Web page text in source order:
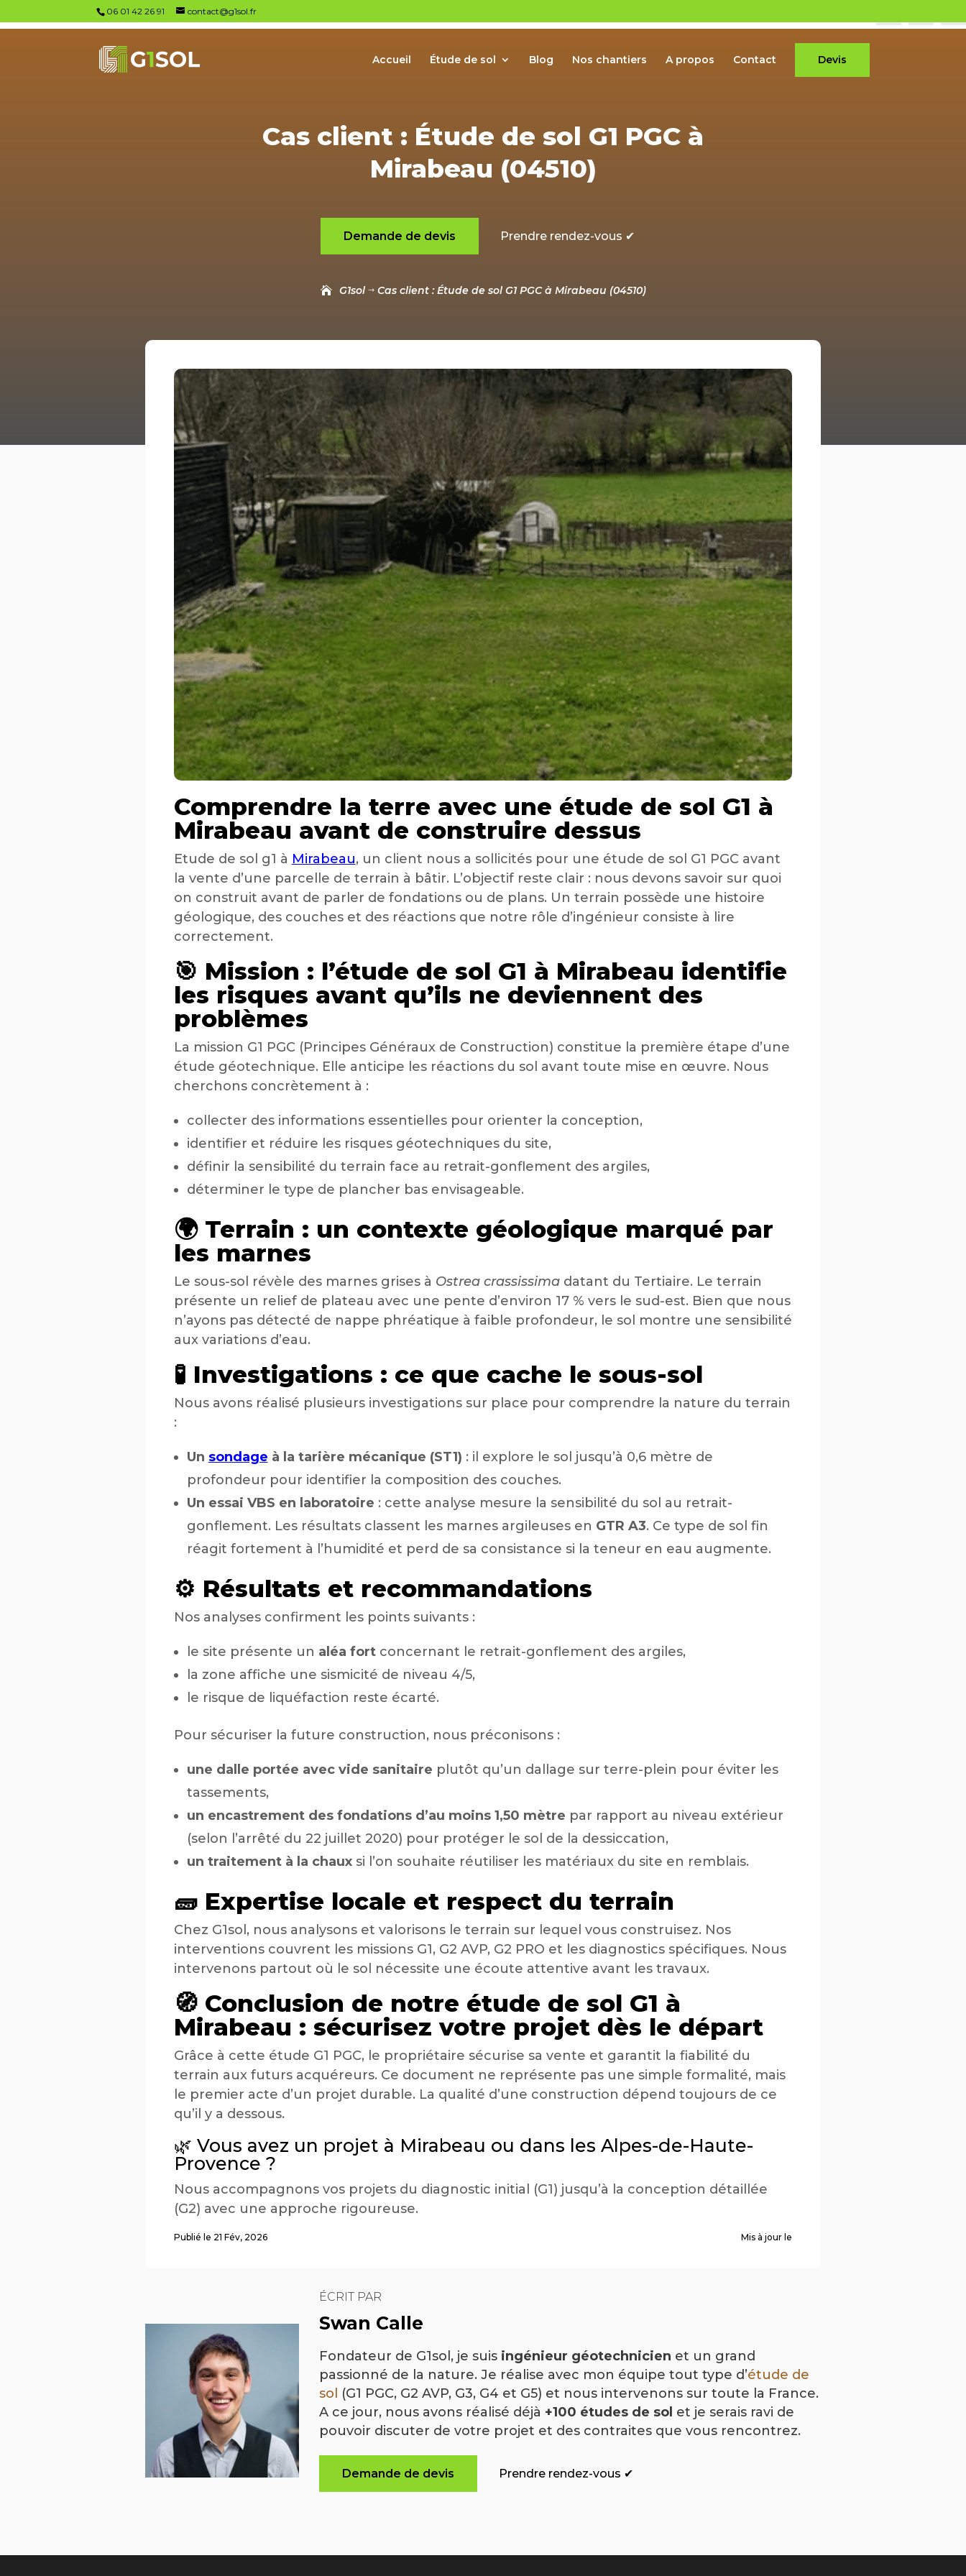
06 01 42 26 91 contact@g1sol.fr
Accueil Étude de sol Blog Nos chantiers A propos Contact Devis
Cas client : Étude de sol G1 PGC à
Mirabeau (04510)
Demande de devis Prendre rendez-vous ✔
G1sol $ Cas client : Étude de sol G1 PGC à Mirabeau (04510)
Comprendre la terre avec une étude de sol G1 à
Mirabeau avant de construire dessus
Etude de sol g1 à Mirabeau, un client nous a sollicités pour une étude de sol G1 PGC avant
la vente d’une parcelle de terrain à bâtir. L’objectif reste clair : nous devons savoir sur quoi
on construit avant de parler de fondations ou de plans. Un terrain possède une histoire
géologique, des couches et des réactions que notre rôle d’ingénieur consiste à lire
correctement.
🎯 Mission : l’étude de sol G1 à Mirabeau identifie
les risques avant qu’ils ne deviennent des
problèmes
La mission G1 PGC (Principes Généraux de Construction) constitue la première étape d’une
étude géotechnique. Elle anticipe les réactions du sol avant toute mise en œuvre. Nous
cherchons concrètement à :
collecter des informations essentielles pour orienter la conception,
identifier et réduire les risques géotechniques du site,
définir la sensibilité du terrain face au retrait-gonflement des argiles,
déterminer le type de plancher bas envisageable.
🌍 Terrain : un contexte géologique marqué par
les marnes
Le sous-sol révèle des marnes grises à Ostrea crassissimadatant du Tertiaire. Le terrain
présente un relief de plateau avec une pente d’environ 17 % vers le sud-est. Bien que nous
n’ayons pas détecté de nappe phréatique à faible profondeur, le sol montre une sensibilité
aux variations d’eau.
🧪 Investigations : ce que cache le sous-sol
Nous avons réalisé plusieurs investigations sur place pour comprendre la nature du terrain
:
Un sondage à la tarière mécanique (ST1) : il explore le sol jusqu’à 0,6 mètre de
profondeur pour identifier la composition des couches.
Un essai VBS en laboratoire : cette analyse mesure la sensibilité du sol au retrait-
gonflement. Les résultats classent les marnes argileuses en GTR A3. Ce type de sol fin
réagit fortement à l’humidité et perd de sa consistance si la teneur en eau augmente.
⚙️ Résultats et recommandations
Nos analyses confirment les points suivants :
le site présente un aléa fortconcernant le retrait-gonflement des argiles,
la zone affiche une sismicité de niveau 4/5,
le risque de liquéfaction reste écarté.
Pour sécuriser la future construction, nous préconisons :
une dalle portée avec vide sanitaire plutôt qu’un dallage sur terre-plein pour éviter les
tassements,
un encastrement des fondations d’au moins 1,50 mètre par rapport au niveau extérieur
(selon l’arrêté du 22 juillet 2020) pour protéger le sol de la dessiccation,
un traitement à la chauxsi l’on souhaite réutiliser les matériaux du site en remblais.
🧱 Expertise locale et respect du terrain
Chez G1sol, nous analysons et valorisons le terrain sur lequel vous construisez. Nos
interventions couvrent les missions G1, G2 AVP, G2 PRO et les diagnostics spécifiques. Nous
intervenons partout où le sol nécessite une écoute attentive avant les travaux.
🧭 Conclusion de notre étude de sol G1 à
Mirabeau : sécurisez votre projet dès le départ
Grâce à cette étude G1 PGC, le propriétaire sécurise sa vente et garantit la fiabilité du
terrain aux futurs acquéreurs. Ce document ne représente pas une simple formalité, mais
le premier acte d’un projet durable. La qualité d’une construction dépend toujours de ce
qu’il y a dessous.
🌿 Vous avez un projet à Mirabeau ou dans les Alpes-de-Haute-
Provence ?
Nous accompagnons vos projets du diagnostic initial (G1) jusqu’à la conception détaillée
(G2) avec une approche rigoureuse.
Publié le 21 Fév, 2026 Mis à jour le
ÉCRIT PAR
Swan Calle
Fondateur de G1sol, je suis ingénieur géotechnicien et un grand
passionné de la nature. Je réalise avec mon équipe tout type d’étude de
sol (G1 PGC, G2 AVP, G3, G4 et G5) et nous intervenons sur toute la France.
A ce jour, nous avons réalisé déjà +100 études de sol et je serais ravi de
pouvoir discuter de votre projet et des contraites que vous rencontrez.
Demande de devis Prendre rendez-vous ✔